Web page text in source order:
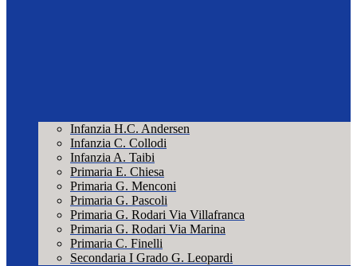
Infanzia H.C. Andersen
Infanzia C. Collodi
Infanzia A. Taibi
Primaria E. Chiesa
Primaria G. Menconi
Primaria G. Pascoli
Primaria G. Rodari Via Villafranca
Primaria G. Rodari Via Marina
Primaria C. Finelli
Secondaria I Grado G. Leopardi